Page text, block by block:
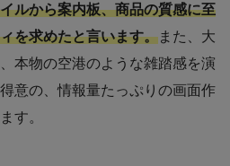
ルから案内板、商品の質感に至
を求めたと言います。また、大
本物の空港のような雑踏感を演
意の、情報量たっぷりの画面作
す。